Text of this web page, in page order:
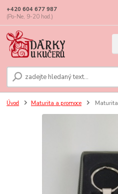
+420 604 677 987
(Po-Ne, 9-20 hod.)
Úvod Maturita a promoce Maturita